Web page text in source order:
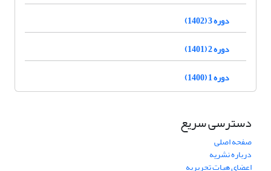
دوره 3 (1402)
دوره 2 (1401)
دوره 1 (1400)
دسترسی سریع
صفحه اصلی
درباره نشریه
اعضای هیات تحریریه